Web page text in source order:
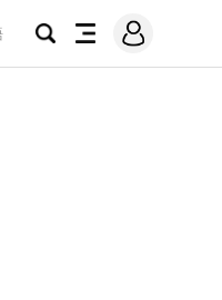
검
전
메
그